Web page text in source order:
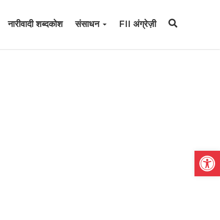
नारीवादी शब्दकोश संसाधन FII अंग्रेज़ी